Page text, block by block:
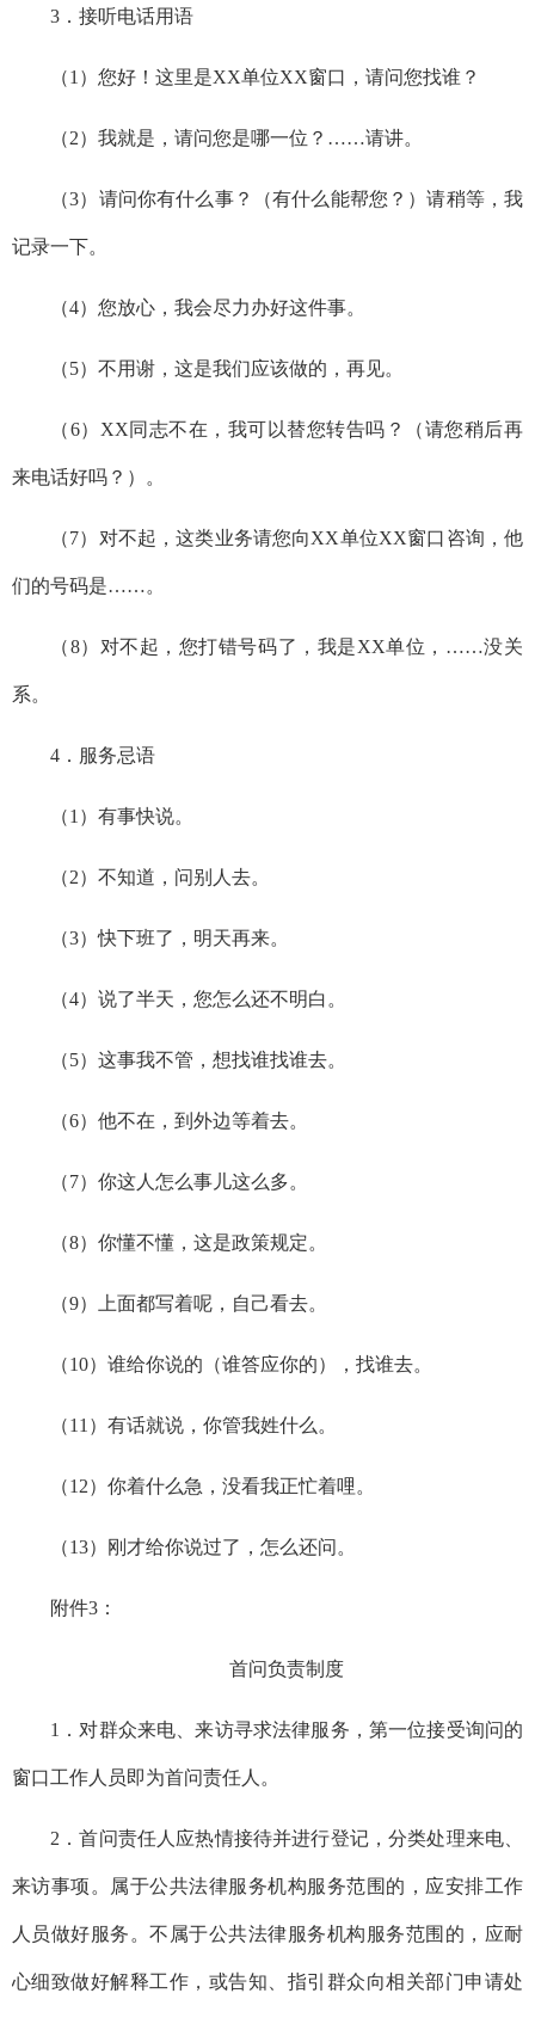
3． 接听电话用语
（1 ） 您好！这里是XX单位XX窗口，请问您找谁？
（2） 我就是，请问您是哪一位 ？……请讲。
（3） 请问你有什么事？（有什么能帮您？）请稍等，我
记录一下。
（4） 您放心，我会尽力办好这件事。
（5） 不用谢，这是我们应该做的，再见。
（6） XX同志不在，我可以替您转告吗？（请您稍后再
来电话好吗？）。
（7） 对不起，这类业务请您向XX单位XX窗口咨询，他
们的号码是……。
（8） 对不起，您打错号码了，我是XX单位 ， ……没关
系。
4． 服务忌语
（1 ） 有事快说。
（2） 不知道，问别人去。
（3）快下班了，明天再来。
（4） 说了半天，您怎么还不明白。
（5） 这事我不管，想找谁找谁去。
（6） 他不在，到外边等着去。
（7） 你这人怎么事儿这么多。
（8） 你懂不懂，这是政策规定。
（9） 上面都写着呢，自己看去。
（10） 谁给你说的（谁答应你的） ， 找谁去。
（11 ） 有话就说，你管我姓什么。
（12） 你着什么急，没看我正忙着哩。
（13） 刚才给你说过了，怎么还问。
附件3：
首问负责制度
1． 对群众来电、来访寻求法律服务，第一位接受询问的
窗口工作人员即为首问责任人。
2．首问责任人 应热情接待并进行登记，分类处理来电、
来访事项 。 属于公共法律服务机构服务范围的 ， 应安排工作
人员做好服务。不属于公共法律服务机构 服务范围的，应耐
心细致做好解释工作，或告知、指引群众向相关部门申请处